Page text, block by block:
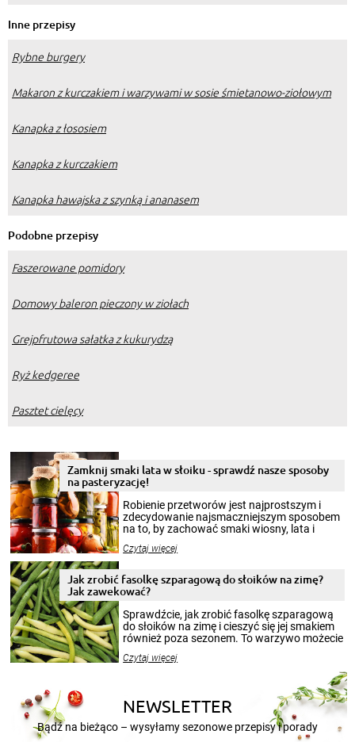
Inne przepisy
Rybne burgery
Makaron z kurczakiem i warzywami w sosie śmietanowo-ziołowym
Kanapka z łososiem
Kanapka z kurczakiem
Kanapka hawajska z szynką i ananasem
Podobne przepisy
Faszerowane pomidory
Domowy baleron pieczony w ziołach
Grejpfrutowa sałatka z kukurydzą
Ryż kedgeree
Pasztet cielęcy
Zamknij smaki lata w słoiku - sprawdź nasze sposoby
na pasteryzację!
Robienie przetworów jest najprostszym i
zdecydowanie najsmaczniejszym sposobem
na to, by zachować smaki wiosny, lata i
krajobrazów, by cieszyć nimi oko w sezonie
pełni poczuć atmosferę cieplejszych
miesięcy. Przygotowanie słoików ze
smakowitą zawartością musi obejmować
patenty, które pozwolą zachować świeżość
przetworów.
Czytaj więcej
Jak zrobić fasolkę szparagową do słoików na zimę?
Jak zawekować?
Sprawdźcie, jak zrobić fasolkę szparagową
do słoików na zimę i cieszyć się jej smakiem
również poza sezonem. To warzywo możecie
nasze propozycje!
Czytaj więcej
NEWSLETTER
Bądź na bieżąco – wysyłamy sezonowe przepisy i porady